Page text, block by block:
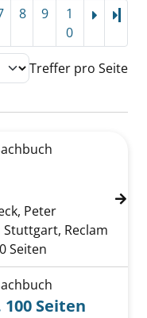
8 9
1
0
Treffer pro Seite
anzeigen
Peter
Stuttgart, Reclam
Seiten
Seiten